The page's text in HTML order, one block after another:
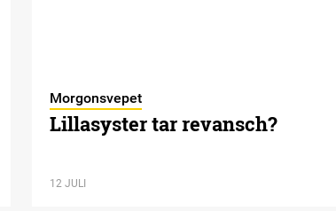
Morgonsvepet
Lillasyster tar revansch?
12 JULI